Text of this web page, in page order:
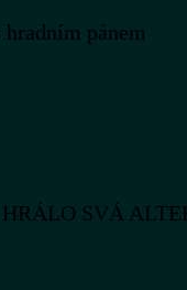
pánem
SVÁ